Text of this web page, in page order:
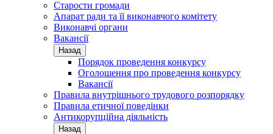
Старости громади
Апарат ради та її виконавчого комітету
Виконавчі органи
Вакансії
Назад
Порядок проведення конкурсу
Оголошення про проведення конкурсу
Вакансії
Правила внутрішнього трудового розпорядку
Правила етичної поведінки
Антикорупційна діяльність
Назад